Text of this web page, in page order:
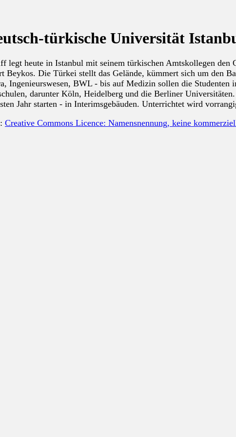
türkische Universität
legt heute in Istanbul mit seinem türkischen Amtskollegen
Beykos. Die Türkei stellt das Gelände, kümmert sich um den
Ingenieurswesen, BWL - bis auf Medizin sollen die
darunter Köln, Heidelberg und die Berliner
Jahr starten - in Interimsgebäuden. Unterrichtet wird
Creative Commons Licence: Namensnennung, keine